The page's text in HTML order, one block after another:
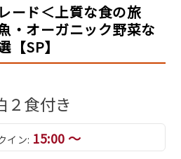
ード＜上質な食の旅
・オーガニック野菜な
【SP】
２食付き
イン: 15:00 ～